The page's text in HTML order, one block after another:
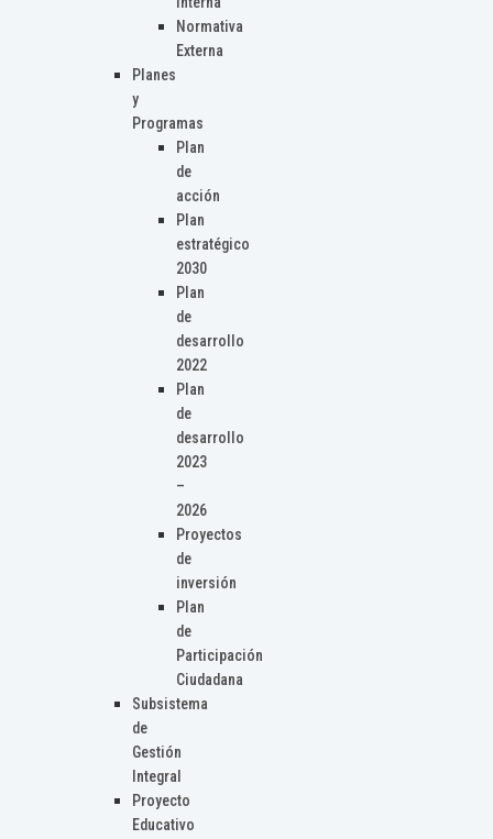
Normativa
Externa
Planes
y
Programas
Plan
de
acción
Plan
estratégico
2030
Plan
de
desarrollo
2022
Plan
de
desarrollo
2023
–
2026
Proyectos
de
inversión
Plan
de
Participación
Ciudadana
Subsistema
de
Gestión
Integral
Proyecto
Educativo